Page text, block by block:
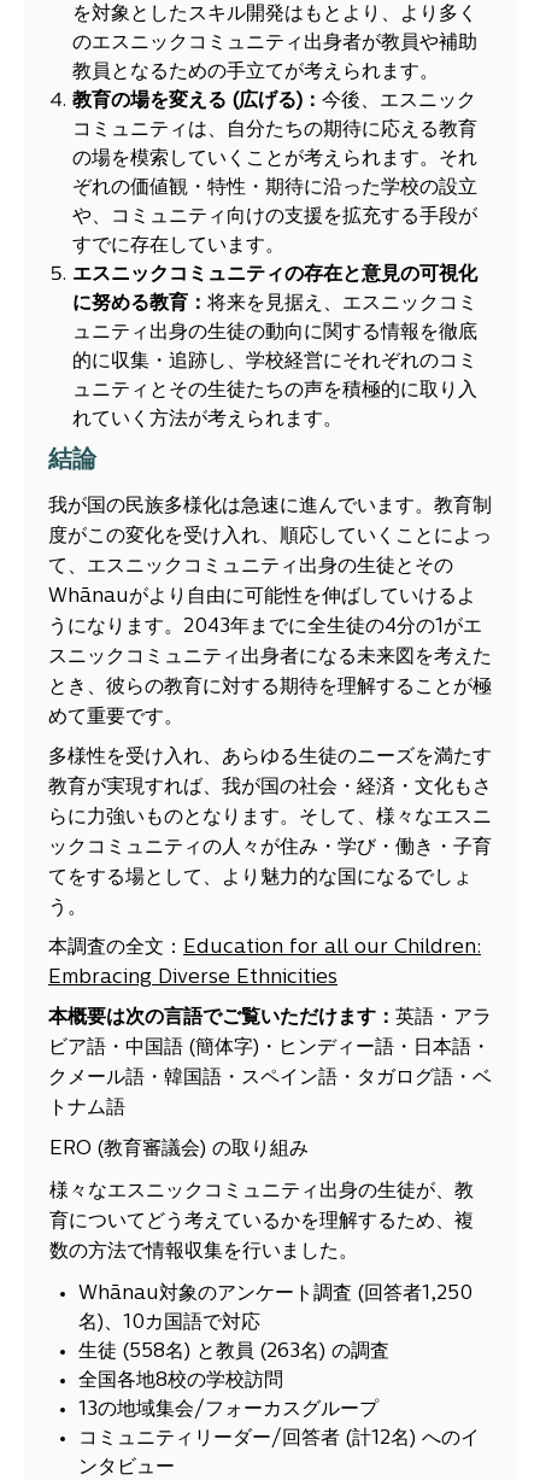
を対象としたスキル開発はもとより、より多く
のエスニックコミュニティ出身者が教員や補助
教員となるための手立てが考えられます。
教育の場を変える (広げる) ： 今後、エスニック
コミュニティは、自分たちの期待に応える教育
の場を模索していくことが考えられます。それ
ぞれの価値観・特性・期待に沿った学校の設立
や、コミュニティ向けの支援を拡充する手段が
すでに存在しています。
エスニックコミュニティの存在と意見の可視化
に努める教育： 将来を見据え、エスニックコミ
ュニティ出身の生徒の動向に関する情報を徹底
的に収集・追跡し、学校経営にそれぞれのコミ
ュニティとその生徒たちの声を積極的に取り入
れていく方法が考えられます。
結論
我が国の民族多様化は急速に進んでいます。教育制
度がこの変化を受け入れ、順応していくことによっ
て、エスニックコミュニティ出身の生徒とその
Whānauがより自由に可能性を伸ばしていけるよ
うになります。2043年までに全生徒の4分の1がエ
スニックコミュニティ出身者になる未来図を考えた
とき、彼らの教育に対する期待を理解することが極
めて重要です。
多様性を受け入れ、あらゆる生徒のニーズを満たす
教育が実現すれば、我が国の社会・経済・文化もさ
らに力強いものとなります。そして、様々なエスニ
ックコミュニティの人々が住み・学び・働き・子育
てをする場として、より魅力的な国になるでしょ
う。
本調査の全文：
Education for all our Children:
Embracing Diverse Ethnicities
本概要は次の言語でご覧いただけます： 英語・アラ
ビア語・中国語 (簡体字)・ヒンディー語・日本語・
クメール語・韓国語・スペイン語・タガログ語・ベ
トナム語
ERO (教育審議会) の取り組み
様々なエスニックコミュニティ出身の生徒が、教
育についてどう考えているかを理解するため、複
数の方法で情報収集を行いました。
Whānau対象のアンケート調査 (回答者1,250
名)、10カ国語で対応
生徒 (558名) と教員 (263名) の調査
全国各地8校の学校訪問
13の地域集会/フォーカスグループ
コミュニティリーダー/回答者 (計12名) へのイ
ンタビュー